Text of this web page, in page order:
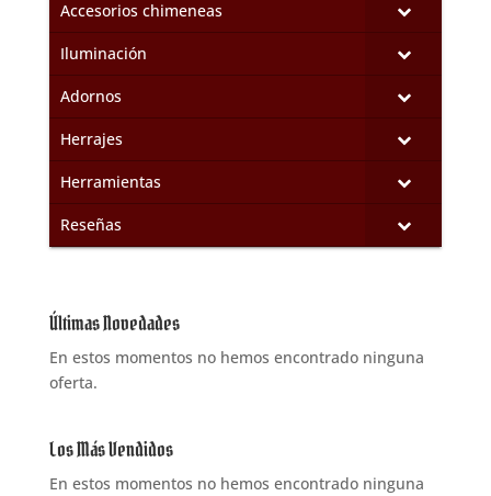
Accesorios chimeneas
Iluminación
Adornos
Herrajes
Herramientas
Reseñas
Últimas Novedades
En estos momentos no hemos encontrado ninguna
oferta.
Los Más Vendidos
En estos momentos no hemos encontrado ninguna